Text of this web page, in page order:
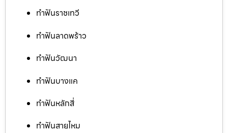
ทำฟันราชเทวี
ทำฟันลาดพร้าว
ทำฟันวัฒนา
ทำฟันบางแค
ทำฟันหลักสี่
ทำฟันสายไหม